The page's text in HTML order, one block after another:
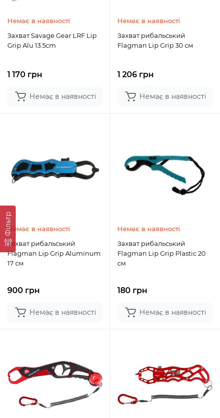
Фільтр
Немає в наявності
Захват Savage Gear LRF Lip
Grip Alu 13.5cm
1 170 грн
Немає в наявності
Немає в наявності
Захват рибальський
Flagman Lip Grip 30 см
1 206 грн
Немає в наявності
Немає в наявності
Захват рибальський
Flagman Lip Grip Aluminum
17 см
900 грн
Немає в наявності
Немає в наявності
Захват рибальський
Flagman Lip Grip Plastic 20
см
180 грн
Немає в наявності